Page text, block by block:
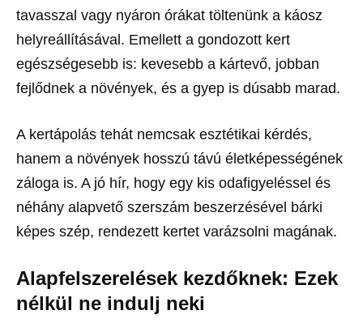
tavasszal vagy nyáron órákat töltenünk a káosz
helyreállításával. Emellett a gondozott kert
egészségesebb is: kevesebb a kártevő, jobban
fejlődnek a növények, és a gyep is dúsabb marad.
A kertápolás tehát nemcsak esztétikai kérdés,
hanem a növények hosszú távú életképességének
záloga is. A jó hír, hogy egy kis odafigyeléssel és
néhány alapvető szerszám beszerzésével bárki
képes szép, rendezett kertet varázsolni magának.
Alapfelszerelések kezdőknek: Ezek
nélkül ne indulj neki